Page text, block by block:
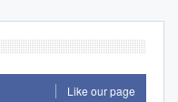
Like our page